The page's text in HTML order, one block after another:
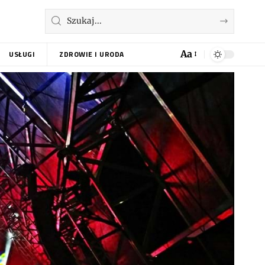
USŁUGI ZDROWIE I URODA Aa